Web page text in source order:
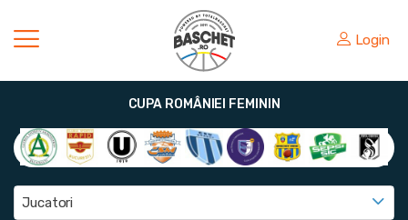
Login
CUPA ROMÂNIEI FEMININ
Jucatori